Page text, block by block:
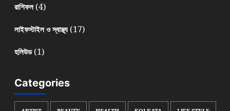
রাশিফল(4)
লাইফস্টাইল ও স্বাস্থ্য(17)
হলিউড(1)
Categories